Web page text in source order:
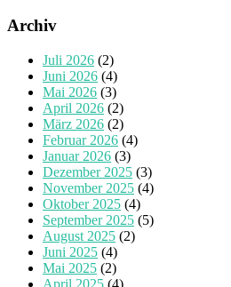
Archiv
Juli 2026 (2)
Juni 2026 (4)
Mai 2026 (3)
April 2026 (2)
März 2026 (2)
Februar 2026 (4)
Januar 2026 (3)
Dezember 2025 (3)
November 2025 (4)
Oktober 2025 (4)
September 2025 (5)
August 2025 (2)
Juni 2025 (4)
Mai 2025 (2)
April 2025 (4)